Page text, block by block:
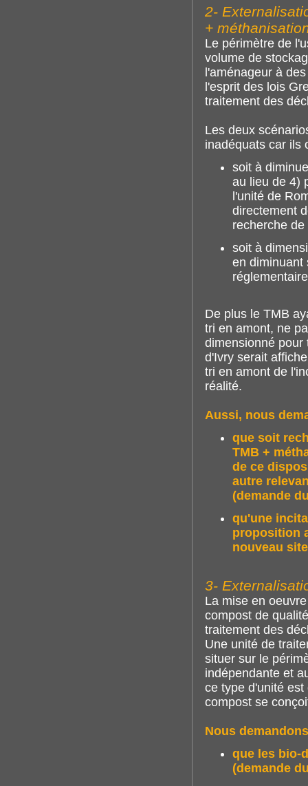
2-
+
Le périmètre de
volume de
l'aménageur à
l'esprit des lois
traitement des
Les deux
inadéquats car ils
soit à
au lieu de 4)
l'unité de
directement
recherche
soit à
en diminuant
De plus le TMB
tri en amont, ne
dimensionné pour
d'Ivry serait
tri en amont de
réalité.
Aussi, nous
que soit
TMB +
de ce
autre
(demande
qu'une
proposition
nouveau
3-
La mise en
compost de
traitement des
Une unité de
situer sur le
indépendante et
ce type d'unité
compost se
Nous
que les bio-
(demande